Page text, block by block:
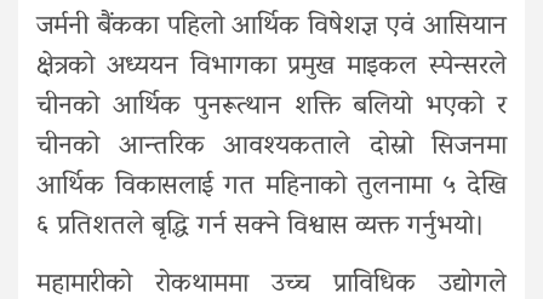
जर्मनी बैंकका पहिलो आर्थिक विषेशज्ञ एवं आसियान
क्षेत्रको अध्ययन विभागका प्रमुख माइकल स्पेन्सरले
चीनको आर्थिक पुनरूत्थान शक्ति बलियो भएको र
चीनको आन्तरिक आवश्यकताले दोस्रो सिजनमा
आर्थिक विकासलाई गत महिनाको तुलनामा ५ देखि
६ प्रतिशतले बृद्धि गर्न सक्ने विश्वास व्यक्त गर्नुभयो।
महामारीको रोकथाममा उच्च प्राविधिक उद्योगले